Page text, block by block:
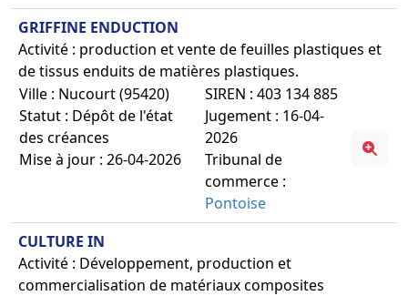
GRIFFINE ENDUCTION
Activité : production et vente de feuilles plastiques et
de tissus enduits de matières plastiques.
Ville : Nucourt (95420)
Statut : Dépôt de l'état
des créances
Mise à jour : 26-04-2026
SIREN : 403 134 885
Jugement : 16-04-
2026
Tribunal de
commerce :
Pontoise
CULTURE IN
Activité : Développement, production et
commercialisation de matériaux composites